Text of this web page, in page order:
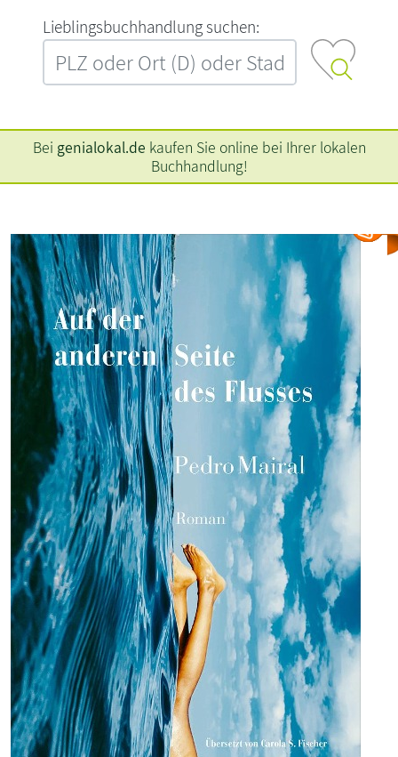
L‍i‍e‍b‍l‍i‍n‍g‍s‍b‍u‍c‍h‍h‍a‍n‍d‍l‍u‍n‍g‍ ‍s‍u‍c‍h‍e‍n‍:‍
Bei genialokal.de kaufen Sie online bei Ihrer lokalen
Buchhandlung!